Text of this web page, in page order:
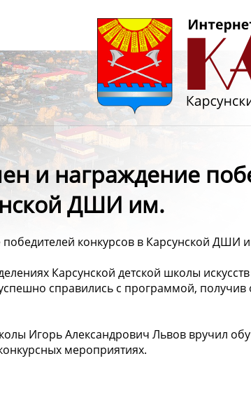
и награждение
ДШИ им.
конкурсов в Карсунской ДШИ
Карсунской детской школы
справились с программой, получив
Игорь Александрович Львов вручил
мероприятиях.